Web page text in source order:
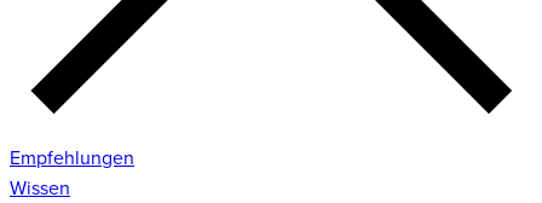
Empfehlungen
Wissen